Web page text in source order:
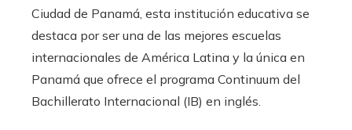
Ciudad de Panamá, esta institución educativa se
destaca por ser una de las mejores escuelas
internacionales de América Latina y la única en
Panamá que ofrece el programa Continuum del
Bachillerato Internacional (IB) en inglés.